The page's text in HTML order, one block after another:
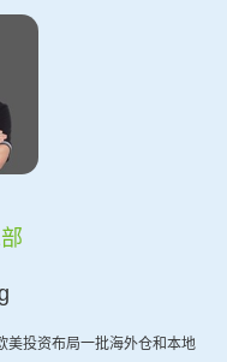
美投资布局一批海外仓和本地